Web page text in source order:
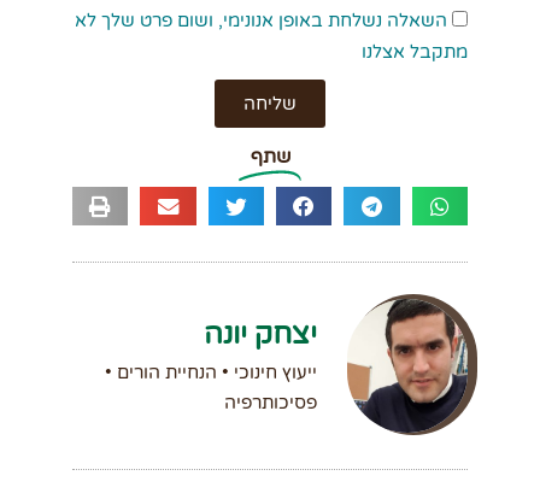
השאלה נשלחת באופן אנונימי, ושום פרט שלך לא
מתקבל אצלנו
שליחה
שתף
יצחק יונה
ייעוץ חינוכי • הנחיית הורים •
פסיכותרפיה